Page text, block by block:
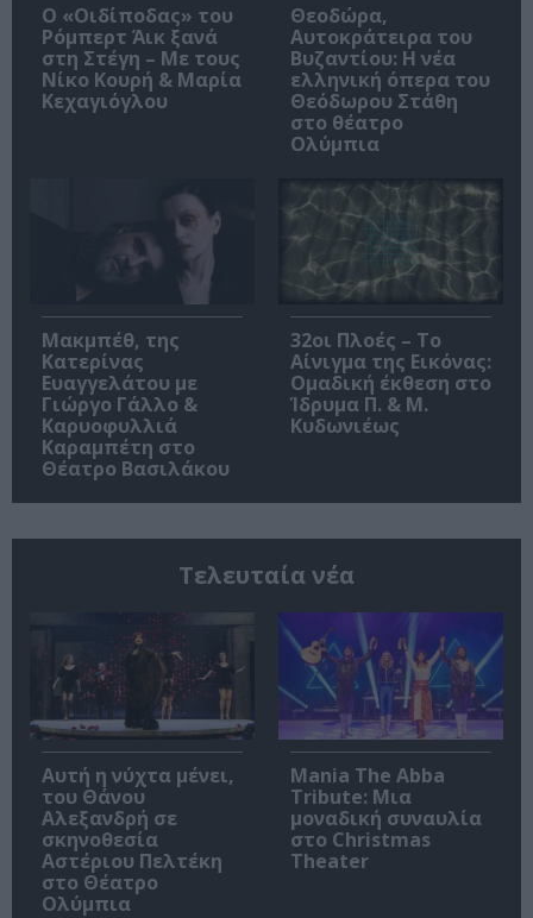
O «Οιδίποδας» του
Ρόμπερτ Άικ ξανά
στη Στέγη – Με τους
Νίκο Κουρή & Μαρία
Κεχαγιόγλου
Θεοδώρα,
Αυτοκράτειρα του
Βυζαντίου: Η νέα
ελληνική όπερα του
Θεόδωρου Στάθη
στο θέατρο
Ολύμπια
Μακμπέθ, της
Κατερίνας
Ευαγγελάτου με
Γιώργο Γάλλο &
Καρυοφυλλιά
Καραμπέτη στο
Θέατρο Βασιλάκου
32οι Πλοές – Το
Αίνιγμα της Εικόνας:
Ομαδική έκθεση στο
Ίδρυμα Π. & Μ.
Κυδωνιέως
Τελευταία νέα
Αυτή η νύχτα μένει,
του Θάνου
Αλεξανδρή σε
σκηνοθεσία
Αστέριου Πελτέκη
στο Θέατρο
Ολύμπια
Mania The Abba
Tribute: Μια
μοναδική συναυλία
στο Christmas
Theater